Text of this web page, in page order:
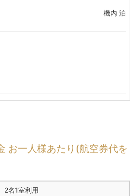
機内 泊
お一人様あたり(航空券代を
2名1室利用